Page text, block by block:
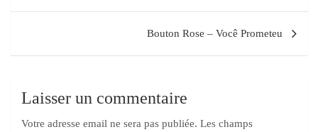
Bouton Rose – Você Prometeu
Laisser un commentaire
Votre adresse email ne sera pas publiée. Les champs